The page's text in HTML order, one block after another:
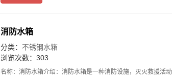
消防水箱
分类： 不锈钢水箱
浏览次数：303
名称：消防水箱介绍：消防水箱是一种消防设施，灭火救援活